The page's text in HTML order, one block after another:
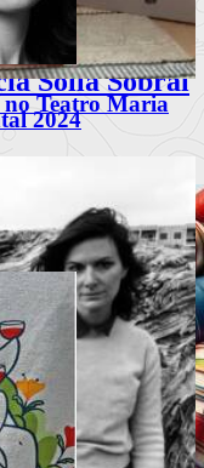
2024
Solla Sobral
no Teatro Maria